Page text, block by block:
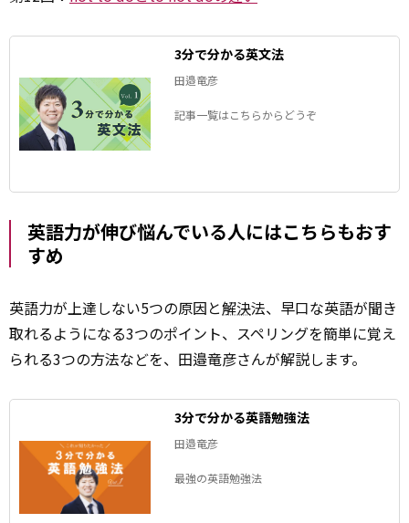
3分で分かる英文法
田邉竜彦
記事一覧はこちらからどうぞ
英語力が伸び悩んでいる人にはこちらもおす
すめ
英語力が上達しない5つの原因と解決法、早口な英語が聞き
取れるようになる3つのポイント、スペリングを簡単に覚え
られる3つの方法などを、田邉竜彦さんが解説します。
3分で分かる英語勉強法
田邉竜彦
最強の英語勉強法